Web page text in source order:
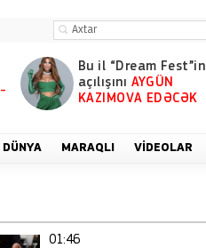
-
Bu il “Dream Fest”in
açılışını AYGÜN
KAZIMOVA EDƏCƏK
DÜNYA MARAQLI VIDEOLAR
01:46